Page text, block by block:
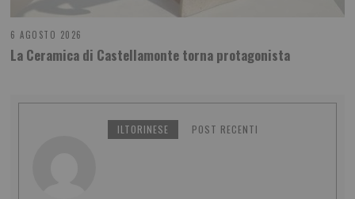
6 AGOSTO 2026
La Ceramica di Castellamonte torna protagonista
ILTORINESE POST RECENTI